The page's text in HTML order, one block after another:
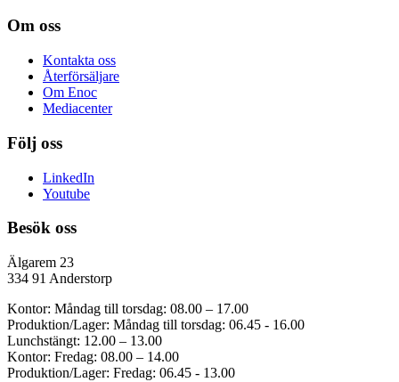
Om oss
Kontakta oss
Återförsäljare
Om Enoc
Mediacenter
Följ oss
LinkedIn
Youtube
Besök oss
Älgarem 23
334 91 Anderstorp
Kontor: Måndag till torsdag: 08.00 – 17.00
Produktion/Lager: Måndag till torsdag: 06.45 - 16.00
Lunchstängt: 12.00 – 13.00
Kontor: Fredag: 08.00 – 14.00
Produktion/Lager: Fredag: 06.45 - 13.00